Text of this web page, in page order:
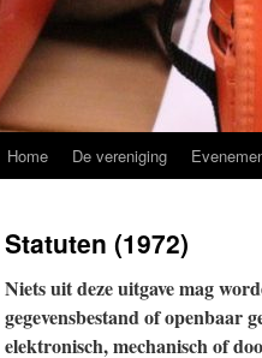
inhoud
Home De vereniging
Statuten (1972)
Niets uit deze uitgave mag
gegevensbestand of openbaar
elektronisch, mechanisch of